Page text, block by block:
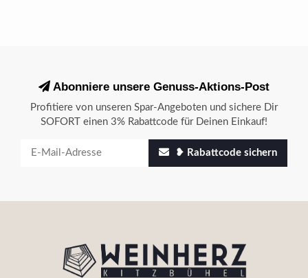
Abonniere unsere Genuss-Aktions-Post
Profitiere von unseren Spar-Angeboten und sichere Dir
SOFORT einen 3% Rabattcode für Deinen Einkauf!
❥ Rabattcode sichern